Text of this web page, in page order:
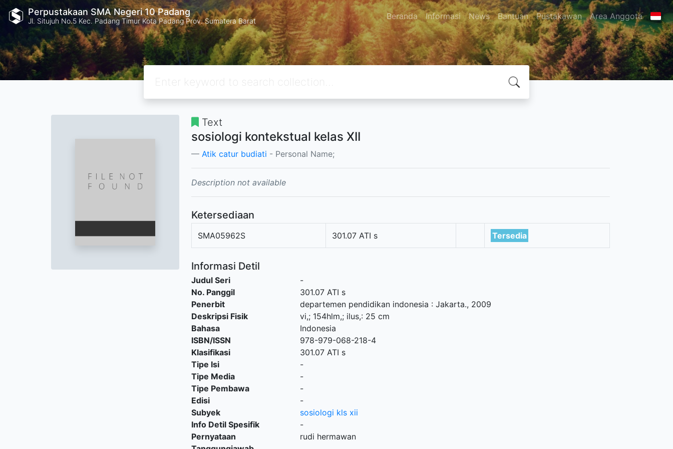
Perpustakaan SMA Negeri 10 Padang
Jl. Situjuh No.5 Kec. Padang Timur Kota Padang Prov. Sumatera Barat Beranda Informasi News Bantuan Pustakawan Area Anggota
Text
sosiologi kontekstual kelas XII
Atik catur budiati - Personal Name;
Description not available
Ketersediaan
SMA05962S 301.07 ATI s Tersedia
Informasi Detil
Judul Seri
-
No. Panggil
301.07 ATI s
Penerbit
departemen pendidikan indonesia : Jakarta., 2009
Deskripsi Fisik
vi,; 154hlm,; ilus,: 25 cm
Bahasa
Indonesia
ISBN/ISSN
978-979-068-218-4
Klasifikasi
301.07 ATI s
Tipe Isi
-
Tipe Media
-
Tipe Pembawa
-
Edisi
-
Subyek
sosiologi kls xii
Info Detil Spesifik
-
Pernyataan
rudi hermawan